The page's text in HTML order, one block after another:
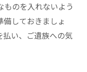
のを入れないよう
しておきましょ
払い、ご遺族への気